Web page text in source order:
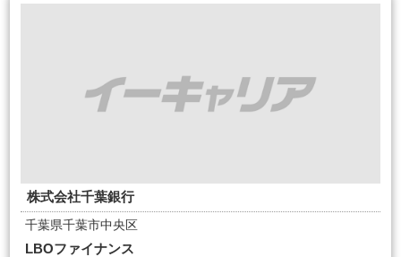
株式会社千葉銀行
千葉県千葉市中央区
LBOファイナンス